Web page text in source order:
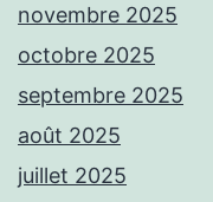
novembre 2025
octobre 2025
septembre 2025
août 2025
juillet 2025